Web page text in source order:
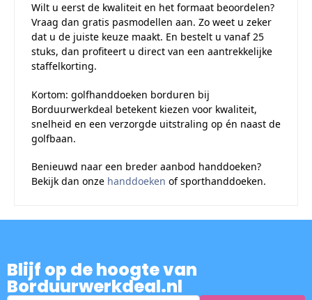
Wilt u eerst de kwaliteit en het formaat beoordelen?
Vraag dan gratis pasmodellen aan. Zo weet u zeker
dat u de juiste keuze maakt. En bestelt u vanaf 25
stuks, dan profiteert u direct van een aantrekkelijke
staffelkorting.
Kortom: golfhanddoeken borduren bij
Borduurwerkdeal betekent kiezen voor kwaliteit,
snelheid en een verzorgde uitstraling op én naast de
golfbaan.
Benieuwd naar een breder aanbod handdoeken?
Bekijk dan onze handdoeken of sporthanddoeken.
Blijf op de hoogte van
Borduurwerkdeal.nl